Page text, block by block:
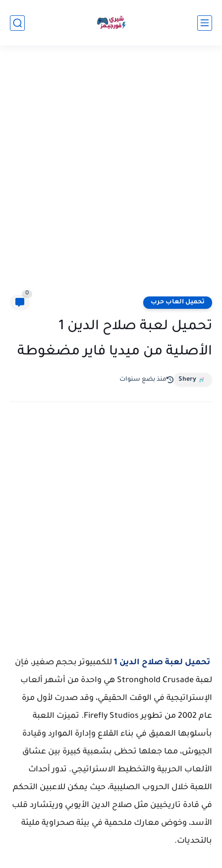
تحميل العاب حرب
0
تحميل لعبة صلاح الدين 1
الأصلية من ميديا فاير مضغوطة
Shery منذ بضع سنوات
تحميل لعبة صلاح الدين 1
للكمبيوتر بحجم صغير، فإن
لعبة Stronghold Crusade هي واحدة من أشهر ألعاب
الإستراتيجية في الوقت الحقيقي، وقد صدرت لأول مرة
عام 2002 من تطوير Firefly Studios. تميزت اللعبة
بأسلوبها العميق في بناء القلاع وإدارة الموارد وقيادة
الجيوش، مما جعلها تحظى بشعبية كبيرة بين عشاق
الألعاب الحربية والتخطيط الاستراتيجي. تدور أحداث
اللعبة خلال الحروب الصليبية، حيث يمكن للاعبين التحكم
في قادة تاريخيين مثل صلاح الدين الأيوبي وريتشارد قلب
الأسد، وخوض معارك ملحمية في بيئة صحراوية مليئة
بالتحديات.